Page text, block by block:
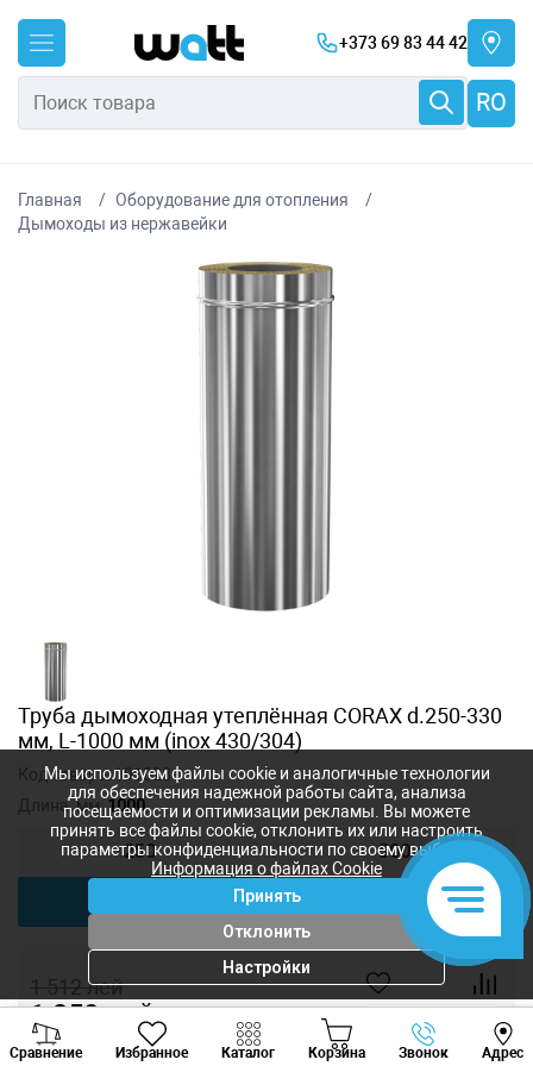
+373 69 83 44 42
RO
Главная
Оборудование для отопления
Дымоходы из нержавейки
Труба дымоходная утеплённая CORAX d.250-330
мм, L-1000 мм (inox 430/304)
Код товара:191028
Длина, мм:1000
250 500
1 512лей
1 350лей
Сравнение Избранное Каталог Корзина Звонок Адрес
Viber Whatsapp
Мы используем файлы cookie и аналогичные технологии
для обеспечения надежной работы сайта, анализа
посещаемости и оптимизации рекламы. Вы можете
принять все файлы cookie, отклонить их или настроить
параметры конфиденциальности по своему выбору.
Информация о файлах Cookie
Принять
Отклонить
Настройки